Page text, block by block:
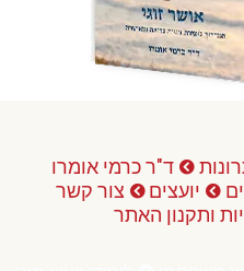
ד"ר כרמי אומרו
יועצים
צור קשר
ותקנון האתר